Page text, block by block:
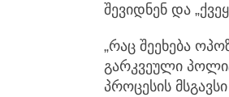
შევიდნენ და
„რაც შეეხება
გარკვეული
პროცესის